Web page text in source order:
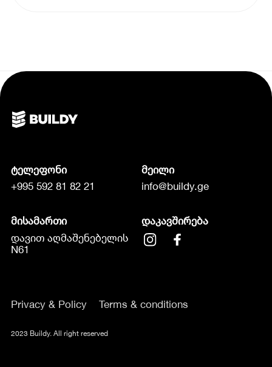
ტელეფონი
+995 592 81 82 21
მეილი
info@buildy.ge
მისამართი
დავით აღმაშენებელის
N61
დაკავშირება
Privacy & Policy Terms & conditions
2023 Buildy. All right reserved